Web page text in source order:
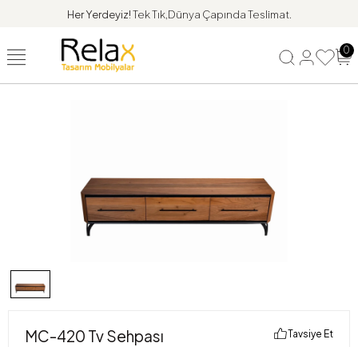
Her Yerdeyiz!Tek Tık,Dünya Çapında Teslimat.
0
MC-420 Tv Sehpası Tavsiye Et